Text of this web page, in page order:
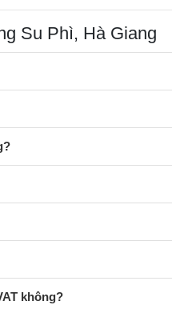
Su Phì, Hà Giang
không?